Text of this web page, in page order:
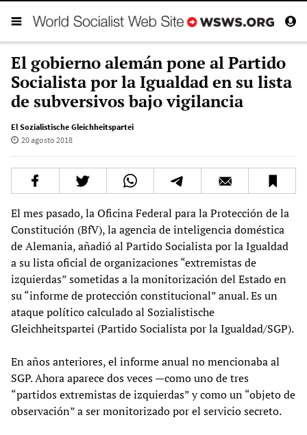
El gobierno alemán pone al Partido
Socialista por la Igualdad en su lista
de subversivos bajo vigilancia
El Sozialistische Gleichheitspartei
20 agosto 2018
El mes pasado, la Oficina Federal para la Protección de la
Constitución (BfV), la agencia de inteligencia doméstica
de Alemania, añadió al Partido Socialista por la Igualdad
a su lista oficial de organizaciones “extremistas de
izquierdas” sometidas a la monitorización del Estado en
su “informe de protección constitucional” anual. Es un
ataque político calculado al Sozialistische
Gleichheitspartei (Partido Socialista por la Igualdad/SGP).
En años anteriores, el informe anual no mencionaba al
SGP. Ahora aparece dos veces —como uno de tres
“partidos extremistas de izquierdas” y como un “objeto de
observación” a ser monitorizado por el servicio secreto.